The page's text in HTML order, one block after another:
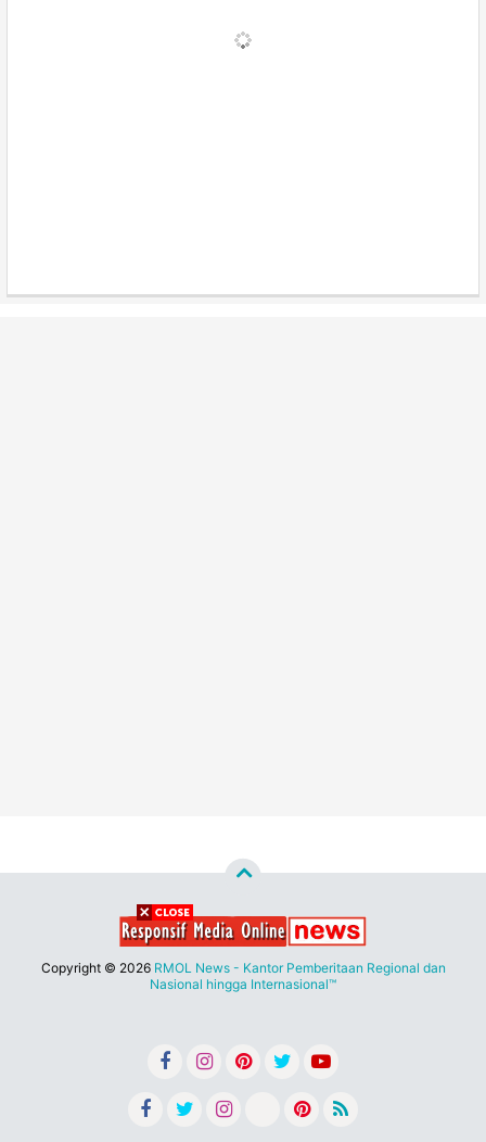
Copyright © 2026 RMOL News - Kantor Pemberitaan Regional dan
Nasional hingga Internasional™